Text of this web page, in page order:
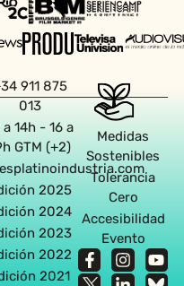
911 875
013
a 14h - 16 a
GTM (+2)
2025
2024
2023
2022
2021
Medidas
Sostenibles
Tolerancia
Cero
Accesibilidad
Evento